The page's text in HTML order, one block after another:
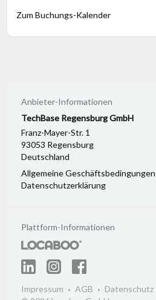
Zum Buchungs-Kalender
Anbieter-Informationen
TechBase Regensburg GmbH
Franz-Mayer-Str. 1
93053 Regensburg
Deutschland
Allgemeine Geschäftsbedingungen
Datenschutzerklärung
Plattform-Informationen
Impressum AGB
Datenschutz